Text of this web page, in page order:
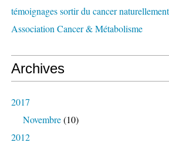
témoignages sortir du cancer naturellement
Association Cancer & Métabolisme
Archives
2017
Novembre(10)
2012